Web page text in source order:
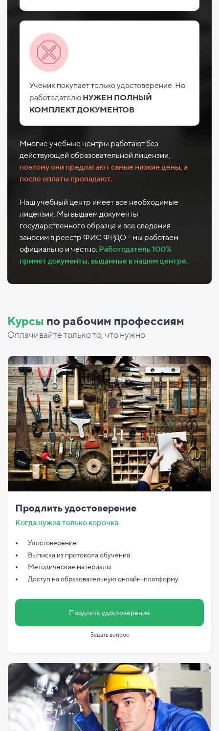
Ученик покупает только удостоверение. Но
работодателю НУЖЕН ПОЛНЫЙ
КОМПЛЕКТ ДОКУМЕНТОВ
Многие учебные центры работают без
действующей образовательной лицензии,
поэтому они предлагают самые низкие цены, а
после оплаты пропадают.
Наш учебный центр имеет все необходимые
лицензии. Мы выдаем документы
государственного образца и все сведения
заносим в реестр ФИС ФРДО - мы работаем
официально и честно. Работодатель 100%
примет документы, выданные в нашем центре.
Курсы по рабочим профессиям
Оплачивайте только то, что нужно
Продлить удостоверение
Когда нужна только корочка
Удостоверение
Выписка из протокола обучения
Методические материалы
Доступ на образовательную онлайн-платформу
Продлить удостоверение
Задать вопрос